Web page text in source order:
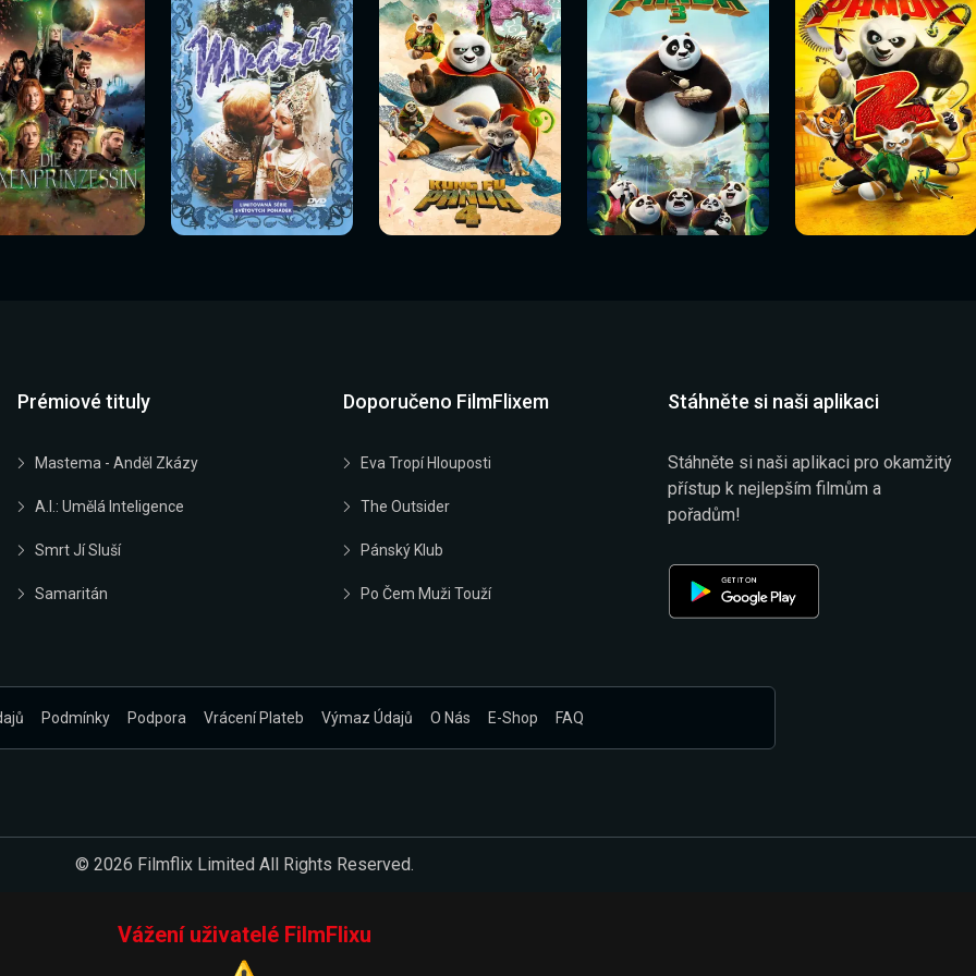
nyní
Sledovat
nyní
Sledovat nyní
Sledovat
nyní
Sledovat nyní
Sledovat
nyní
Sledovat nyní
Sledovat
nyní
Sledovat nyní
Prémiové tituly
Mastema - Anděl Zkázy
A.I.: Umělá Inteligence
Smrt Jí Sluší
Samaritán
Doporučeno FilmFlixem
Eva Tropí Hlouposti
The Outsider
Pánský Klub
Po Čem Muži Touží
Stáhněte si naši aplikaci
Stáhněte si naši aplikaci pro okamžitý
přístup k nejlepším filmům a
pořadům!
Podmínky Podpora Vrácení Plateb Výmaz Údajů O Nás E-Shop FAQ
© 2026 Filmflix Limited All Rights Reserved.
Vážení uživatelé FilmFlixu